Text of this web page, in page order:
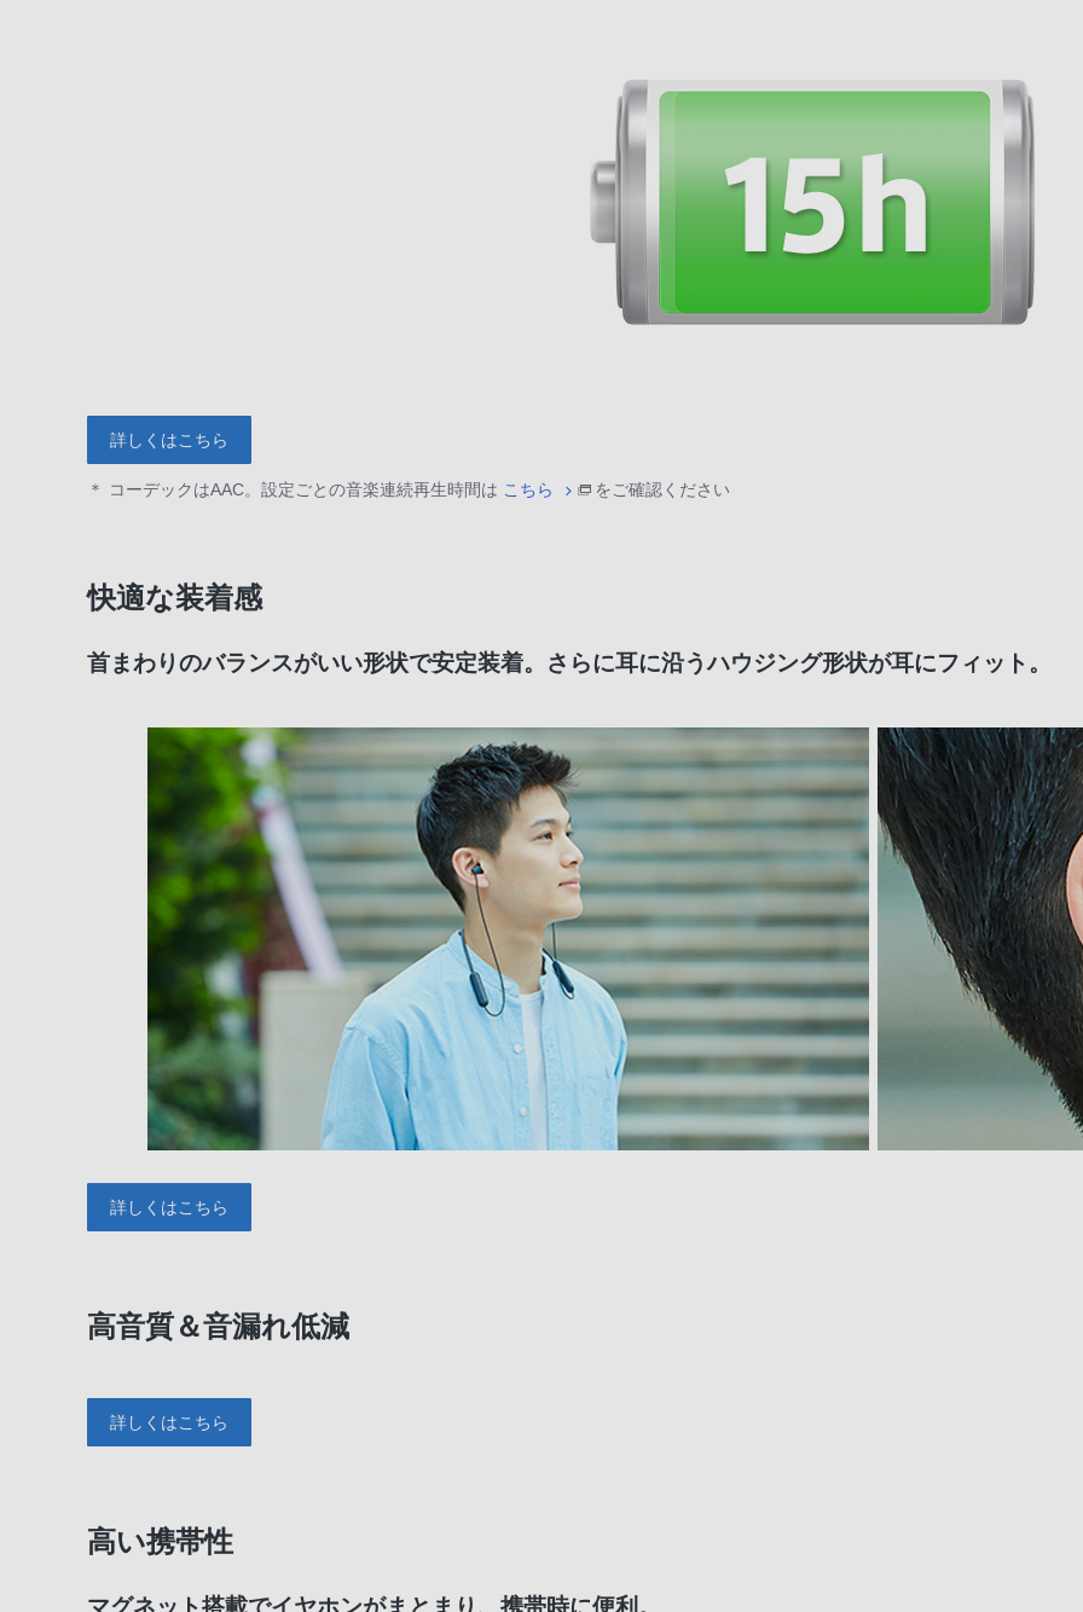
詳しくはこちら
＊ コーデックはAAC。設定ごとの音楽連続再生時間は こちら をご確認ください
快適な装着感
首まわりのバランスがいい形状で安定装着。さらに耳に沿うハウジング形状が耳にフィット。
詳しくはこちら
高音質＆音漏れ低減
詳しくはこちら
高い携帯性
マグネット搭載でイヤホンがまとまり、携帯時に便利。